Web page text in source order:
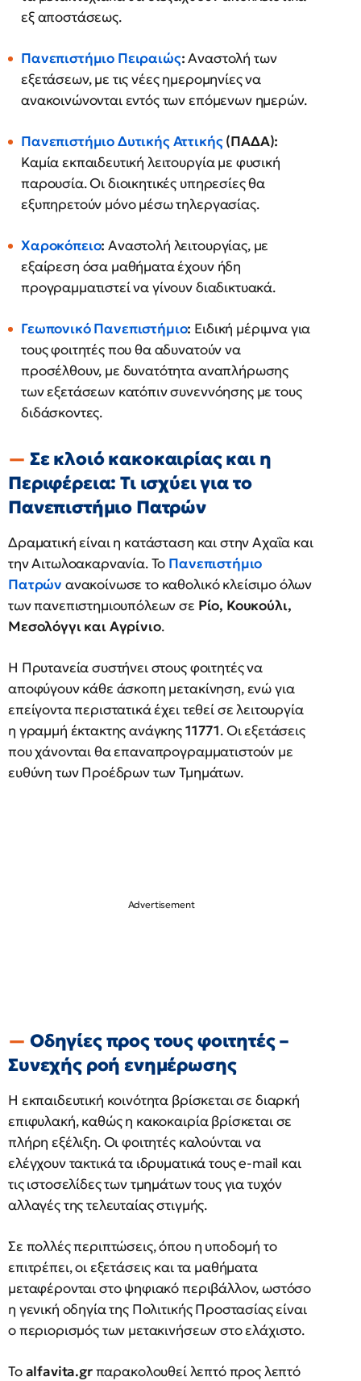
εξ αποστάσεως.
Πανεπιστήμιο Πειραιώς:Αναστολή των
εξετάσεων, με τις νέες ημερομηνίες να
ανακοινώνονται εντός των επόμενων ημερών.
Πανεπιστήμιο Δυτικής Αττικής(ΠΑΔΑ):
Καμία εκπαιδευτική λειτουργία με φυσική
παρουσία. Οι διοικητικές υπηρεσίες θα
εξυπηρετούν μόνο μέσω τηλεργασίας.
Χαροκόπειο: Αναστολή λειτουργίας, με
εξαίρεση όσα μαθήματα έχουν ήδη
προγραμματιστεί να γίνουν διαδικτυακά.
Γεωπονικό Πανεπιστήμιο: Ειδική μέριμνα για
τους φοιτητές που θα αδυνατούν να
προσέλθουν, με δυνατότητα αναπλήρωσης
των εξετάσεων κατόπιν συνεννόησης με τους
διδάσκοντες.
Σε κλοιό κακοκαιρίας και η
Περιφέρεια: Τι ισχύει για το
Πανεπιστήμιο Πατρών
Δραματική είναι η κατάσταση και στην Αχαΐα και
την Αιτωλοακαρνανία. Το Πανεπιστήμιο
Πατρών ανακοίνωσε το καθολικό κλείσιμο όλων
των πανεπιστημιουπόλεων σε Ρίο, Κουκούλι,
Μεσολόγγι και Αγρίνιο.
Η Πρυτανεία συστήνει στους φοιτητές να
αποφύγουν κάθε άσκοπη μετακίνηση, ενώ για
επείγοντα περιστατικά έχει τεθεί σε λειτουργία
η γραμμή έκτακτης ανάγκης11771. Οι εξετάσεις
που χάνονται θα επαναπρογραμματιστούν με
ευθύνη των Προέδρων των Τμημάτων.
Οδηγίες προς τους φοιτητές –
Συνεχής ροή ενημέρωσης
Η εκπαιδευτική κοινότητα βρίσκεται σε διαρκή
επιφυλακή, καθώς η κακοκαιρία βρίσκεται σε
πλήρη εξέλιξη. Οι φοιτητές καλούνται να
ελέγχουν τακτικά τα ιδρυματικά τους e-mail και
τις ιστοσελίδες των τμημάτων τους για τυχόν
αλλαγές της τελευταίας στιγμής.
Σε πολλές περιπτώσεις, όπου η υποδομή το
επιτρέπει, οι εξετάσεις και τα μαθήματα
μεταφέρονται στο ψηφιακό περιβάλλον, ωστόσο
η γενική οδηγία της Πολιτικής Προστασίας είναι
ο περιορισμός των μετακινήσεων στο ελάχιστο.
Τοalfavita.grπαρακολουθεί λεπτό προς λεπτό